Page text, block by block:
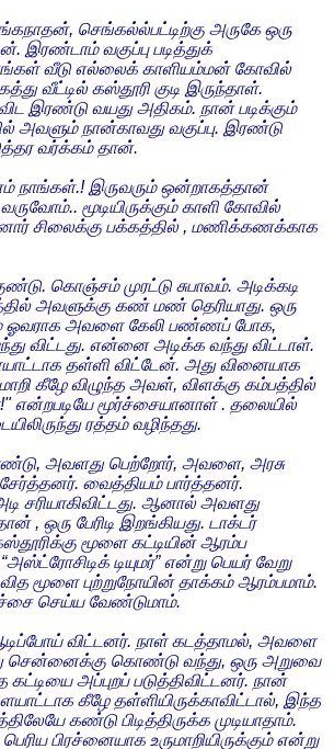
செங்கல்ல்பட்டிற்கு அருகே ஒரு
இரண்டாம் வகுப்பு படித்துக்
வீடு எல்லைக் காளியம்மன் கோவில்
வீட்டில் கஸ்தூரி குடி இருந்தாள்.
இரண்டு வயது அதிகம். நான் படிக்கும்
அவளும் நான்காவது வகுப்பு. இரண்டு
வர்க்கம் தான்.
நாங்கள்.! இருவரும் ஒன்றாகத்தான்
மூடியிருக்கும் காளி கோவில்
சிலைக்கு பக்கத்தில் , மணிக்கணக்காக
கொஞ்சம் முரட்டு சுபாவம். அடிக்கடி
அவளுக்கு கண் மண் தெரியாது. ஒரு
ஓவராக அவளை கேலி பண்ணப் போக,
விட்டது. என்னை அடிக்க வந்து விட்டாள்.
தள்ளி விட்டேன். அது வினையாக
கீழே விழுந்த அவள், விளக்கு கம்பத்தில்
என்றபடியே மூர்ச்சையானாள் . தலையில்
ரத்தம் வழிந்தது.
அவளது பெற்றோர், அவளை, அரசு
வைத்தியம் பார்த்தனர்.
சரியாகிவிட்டது. ஆனால் அவளது
, ஒரு பேரிடி இறங்கியது. டாக்டர்
மூளை கட்டியின் ஆரம்ப
டியுமர்” என்று பெயர் வேறு
மூளை புற்றுநோயின் தாக்கம் ஆரம்பமாம்.
செய்ய வேண்டுமாம்.
விட்டனர். நாள் கடத்தாமல், அவளை
சென்னைக்கு கொண்டு வந்து, ஒரு அறுவை
அப்புறப் படுத்திவிட்டனர். நான்
கீழே தள்ளியிருக்காவிட்டால், இந்த
கண்டு பிடித்திருக்க முடியாதாம்.
பிரச்னையாக உருமாறியிருக்கும் என்று